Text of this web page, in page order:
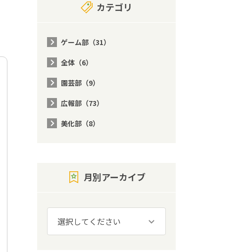
カテゴリ
ゲーム部（31）
全体（6）
園芸部（9）
広報部（73）
美化部（8）
月別アーカイブ